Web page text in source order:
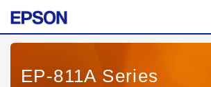
EP-811A Series